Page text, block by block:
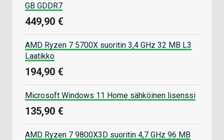
GB GDDR7
449,90 €
AMD Ryzen 7 5700X suoritin 3,4 GHz 32 MB L3
Laatikko
194,90 €
Microsoft Windows 11 Home sähköinen lisenssi
135,90 €
AMD Ryzen 7 9800X3D suoritin 4,7 GHz 96 MB